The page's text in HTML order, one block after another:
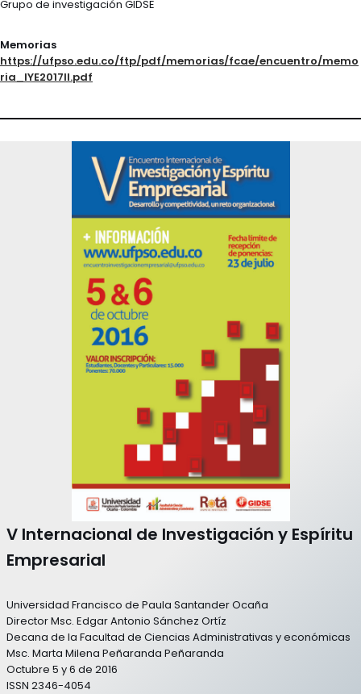
Grupo de investigación GIDSE
Memorias
https://ufpso.edu.co/ftp/pdf/memorias/fcae/encuentro/memo
ria_IYE2017II.pdf
V Internacional de Investigación y Espíritu
Empresarial
Universidad Francisco de Paula Santander Ocaña
Director Msc. Edgar Antonio Sánchez Ortíz
Decana de la Facultad de Ciencias Administrativas y económicas
Msc. Marta Milena Peñaranda Peñaranda
Octubre 5 y 6 de 2016
ISSN 2346-4054